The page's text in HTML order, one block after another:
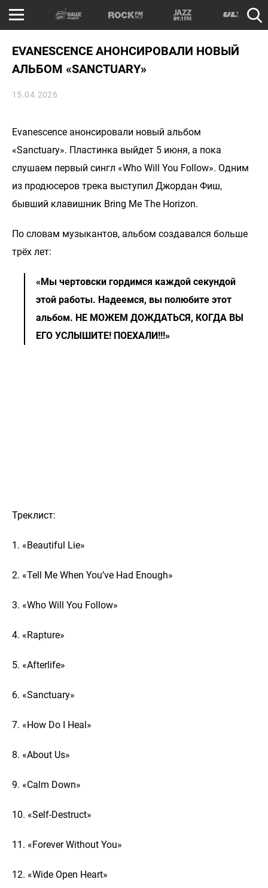
EVANESCENCE АНОНСИРОВАЛИ НОВЫЙ
АЛЬБОМ «SANCTUARY»
15.04.2026
Evanescence анонсировали новый альбом
«Sanctuary». Пластинка выйдет 5 июня, а пока
слушаем первый сингл «Who Will You Follow». Одним
из продюсеров трека выступил Джордан Фиш,
бывший клавишник Bring Me The Horizon.
По словам музыкантов, альбом создавался больше
трёх лет:
«Мы чертовски гордимся каждой секундой
этой работы. Надеемся, вы полюбите этот
альбом. НЕ МОЖЕМ ДОЖДАТЬСЯ, КОГДА ВЫ
ЕГО УСЛЫШИТЕ! ПОЕХАЛИ!!!»
Треклист:
1. «Beautiful Lie»
2. «Tell Me When You’ve Had Enough»
3. «Who Will You Follow»
4. «Rapture»
5. «Afterlife»
6. «Sanctuary»
7. «How Do I Heal»
8. «About Us»
9. «Calm Down»
10. «Self-Destruct»
11. «Forever Without You»
12. «Wide Open Heart»